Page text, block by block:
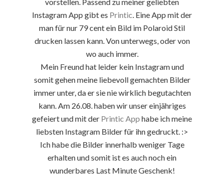
Instagram App gibt es Printic. Eine App mit der
man für nur 79 cent ein Bild im Polaroid Stil
drucken lassen kann. Von unterwegs, oder von
wo auch immer.
Mein Freund hat leider kein Instagram und
somit gehen meine liebevoll gemachten Bilder
immer unter, da er sie nie wirklich begutachten
kann. Am 26.08. haben wir unser einjähriges
gefeiert und mit der Printic App habe ich meine
liebsten Instagram Bilder für ihn gedruckt. :>
Ich habe die Bilder innerhalb weniger Tage
erhalten und somit ist es auch noch ein
wunderbares Last Minute Geschenk!